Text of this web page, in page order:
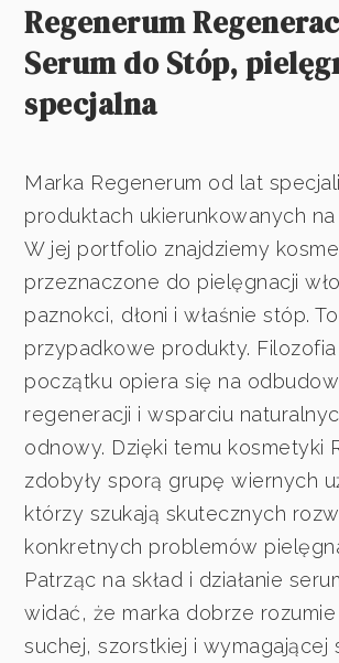
Regenerum
Serum do Stóp,
specjalna
Marka Regenerum od lat
produktach ukierunkowanych
W jej portfolio znajdziemy
przeznaczone do pielęgnacji
paznokci, dłoni i właśnie stóp.
przypadkowe produkty.
początku opiera się na
regeneracji i wsparciu
odnowy. Dzięki temu kosmetyki
zdobyły sporą grupę wiernych
którzy szukają skutecznych
konkretnych problemów
Patrząc na skład i działanie
widać, że marka dobrze
suchej, szorstkiej i wymagającej